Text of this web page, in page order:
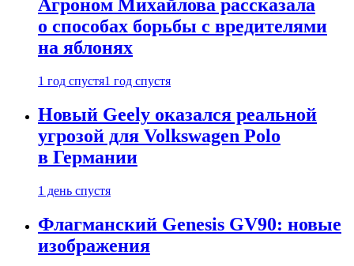
Агроном Михайлова рассказала
о способах борьбы с вредителями
на яблонях
1 год спустя1 год спустя
Новый Geely оказался реальной
угрозой для Volkswagen Polo
в Германии
1 день спустя
Флагманский Genesis GV90: новые
изображения